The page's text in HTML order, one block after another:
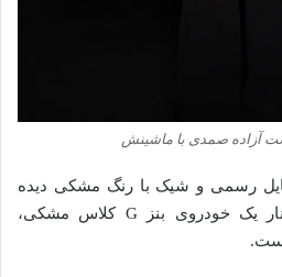
آزاده صمدی با ماشینش
رسمی و شیک با رنگ مشکی دیده
می‌شود؛ استایلی که در کنار یک خودروی بنز G کلاس مشکی،